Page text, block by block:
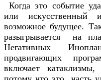
Когда это событие
или искусственный
возможное будущее.
разыгрывается на
Негативных
продвигающих
включает